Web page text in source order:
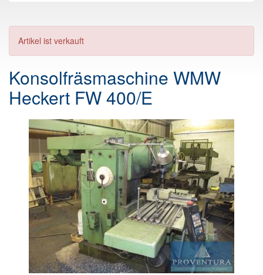
Artikel ist verkauft
Konsolfräsmaschine WMW
Heckert FW 400/E